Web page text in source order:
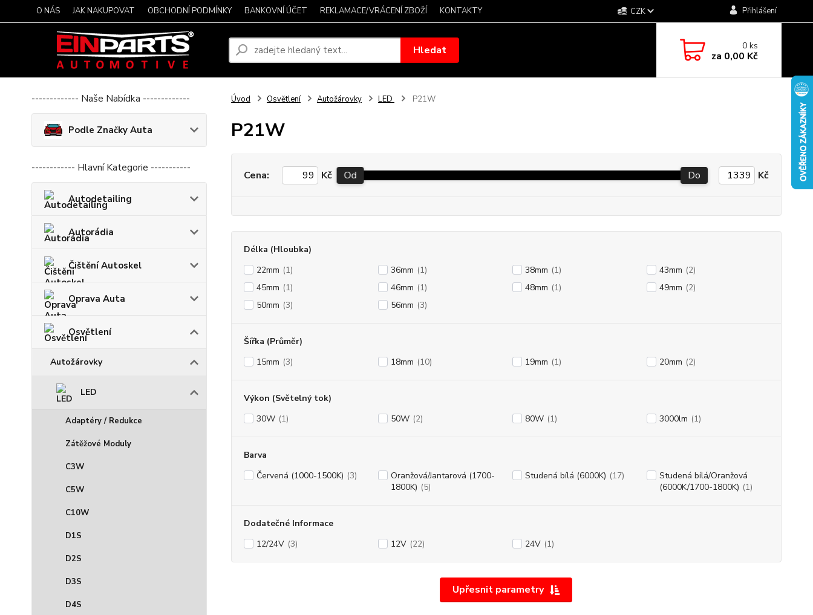
O NÁS JAK NAKUPOVAT OBCHODNÍ PODMÍNKY BANKOVNÍ ÚČET REKLAMACE/VRÁCENÍ ZBOŽÍ KONTAKTY CZK Přihlášení
Hledat 0ks
za 0,00 Kč
------------- Naše Nabídka -------------
Podle Značky Auta
------------ Hlavní Kategorie -----------
Autodetailing
Autorádia
Čištění Autoskel
Oprava Auta
Osvětlení
Autožárovky
LED
Adaptéry / Redukce
Zátěžové Moduly
C3W
C5W
C10W
D1S
D2S
D3S
D4S
Úvod Osvětlení Autožárovky LED P21W
P21W
Upřesnit parametry
Cena: Kč Od Do Kč
Délka (Hloubka)
22mm (1) 36mm (1) 38mm (1) 43mm (2)
45mm (1) 46mm (1) 48mm (1) 49mm (2)
50mm (3) 56mm (3)
Šířka (Průměr)
15mm (3) 18mm (10) 19mm (1) 20mm (2)
Výkon (Světelný tok)
30W (1) 50W (2) 80W (1) 3000lm (1)
Barva
Červená (1000-1500K) (3)
Oranžová/Jantarová (1700-
1800K) (5)
Studená bílá (6000K) (17)
Studená bílá/Oranžová
(6000K/1700-1800K) (1)
Dodatečné Informace
12/24V (3) 12V (22) 24V (1)